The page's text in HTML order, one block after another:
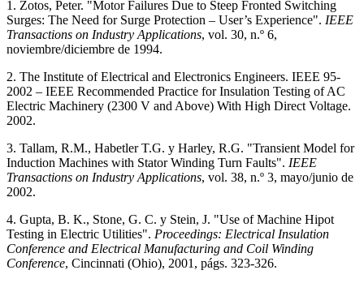
1. Zotos, Peter. "Motor Failures Due to Steep Fronted Switching
Surges: The Need for Surge Protection – User’s Experience". IEEE
Transactions on Industry Applications, vol. 30, n.º 6,
noviembre/diciembre de 1994.
2. The Institute of Electrical and Electronics Engineers. IEEE 95-
2002 – IEEE Recommended Practice for Insulation Testing of AC
Electric Machinery (2300 V and Above) With High Direct Voltage.
2002.
3. Tallam, R.M., Habetler T.G. y Harley, R.G. "Transient Model for
Induction Machines with Stator Winding Turn Faults". IEEE
Transactions on Industry Applications, vol. 38, n.º 3, mayo/junio de
2002.
4. Gupta, B. K., Stone, G. C. y Stein, J. "Use of Machine Hipot
Testing in Electric Utilities". Proceedings: Electrical Insulation
Conference and Electrical Manufacturing and Coil Winding
Conference, Cincinnati (Ohio), 2001, págs. 323-326.